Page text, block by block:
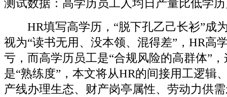
测试数据：高学历员工人均日产量比低学
HR填写高学历，“脱下孔乙己长衫”成
视为“读书无用、没本领、混得差”，HR高
亏，而高学历员工是“合规风险的高群体”
是“熟练度”，本文将从HR的间接用工逻辑
产线办理生态、财产岗亭属性、劳动力供